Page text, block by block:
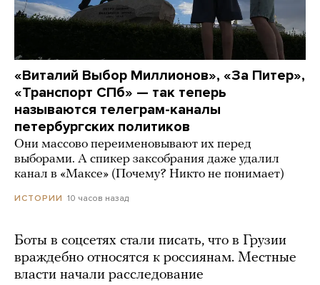
«Виталий Выбор Миллионов», «За Питер»,
«Транспорт СПб» — так теперь
называются телеграм-каналы
петербургских политиков
Они массово переименовывают их перед
выборами. А спикер заксобрания даже удалил
канал в «Максе» (Почему? Никто не понимает)
ИСТОРИИ 10 часов назад
Боты в соцсетях стали писать, что в Грузии
враждебно относятся к россиянам. Местные
власти начали расследование